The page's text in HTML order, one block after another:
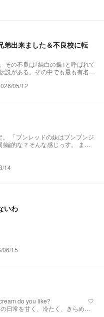
弟出来ました＆不良校に転
その不良は｢純白の蝶｣と呼ばれて
説がある。その中でも最も有名な
う伝説だ。 そんな伝説を持って
05/12
「ブンレッドの妹はブンブンジ
編的な？そんな感じっす。 まあ
14
いわ
06/15
do you like? 🤍